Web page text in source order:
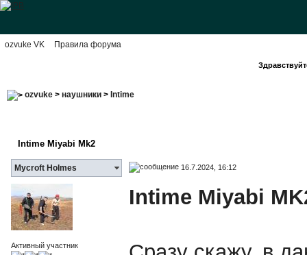
ozvuke VK Правила форума
ozvuke> наушники> Intime
Intime Miyabi Mk2
Mycroft Holmes 16.7.2024, 16:12
Активный участник
Intime Miyabi